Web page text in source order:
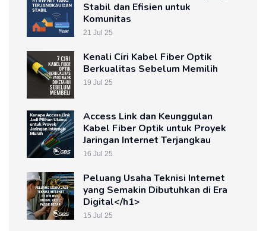
Stabil dan Efisien untuk
Komunitas
21 Jul 25
Kenali Ciri Kabel Fiber Optik
Berkualitas Sebelum Memilih
19 Jul 25
Access Link dan Keunggulan
Kabel Fiber Optik untuk Proyek
Jaringan Internet Terjangkau
16 Jul 25
Peluang Usaha Teknisi Internet
yang Semakin Dibutuhkan di Era
Digital</h1>
15 Jul 25